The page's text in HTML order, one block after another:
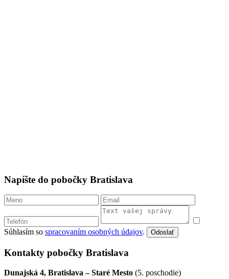
Napíšte do pobočky Bratislava
Súhlasím so spracovaním osobných údajov. Odoslať
Kontakty pobočky Bratislava
Dunajská 4, Bratislava – Staré Mesto (5. poschodie)